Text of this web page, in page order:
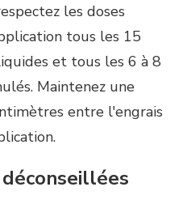
les doses
tous les 15
et tous les 6 à 8
Maintenez une
entre l'engrais